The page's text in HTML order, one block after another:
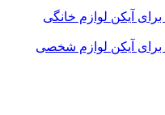
لوازم خانگی
لوازم شخصی